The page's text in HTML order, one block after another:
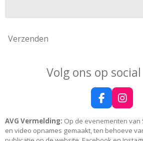
Verzenden
Volg ons op
F
a
c
e
I
n
s
t
AVG Vermelding: Op de evenementen van
en video opnames gemaakt, ten behoeve